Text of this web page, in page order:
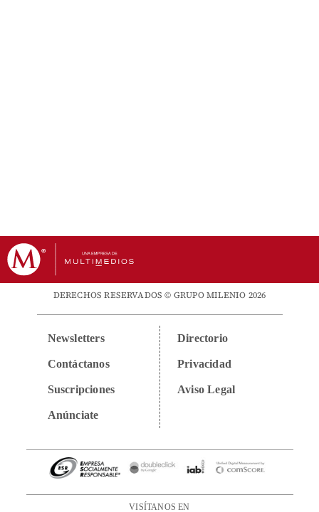
DERECHOS RESERVADOS © GRUPO MILENIO 2026
Newsletters
Contáctanos
Suscripciones
Anúnciate
Directorio
Privacidad
Aviso Legal
VISÍTANOS EN